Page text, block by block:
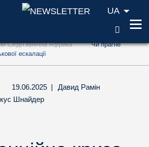
змісту (ключ доступу '1')
пошуку (ключ доступу '2')
UA
Схід/Північна Африка
Чи прагне
ескалації
19.06.2025 |
Давид Рамін
Шнайдер